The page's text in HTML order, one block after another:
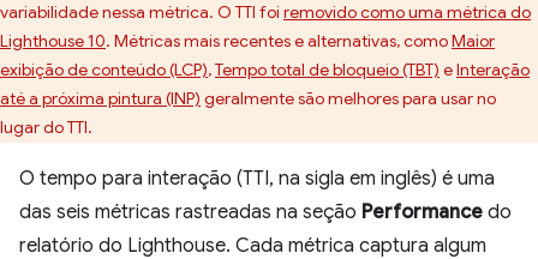
variabilidade nessa métrica. O TTI foi removido como uma métrica do
Lighthouse 10. Métricas mais recentes e alternativas, comoMaior
exibição de conteúdo (LCP),Tempo total de bloqueio (TBT) eInteração
até a próxima pintura (INP) geralmente são melhores para usar no
lugar do TTI.
O tempo para interação (TTI, na sigla em inglês) é uma
das seis métricas rastreadas na seção Performance do
relatório do Lighthouse. Cada métrica captura algum